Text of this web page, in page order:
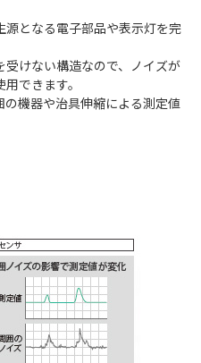
となる電子部品や表示灯を完
けない構造なので、ノイズが
できます。
機器や治具伸縮による測定値